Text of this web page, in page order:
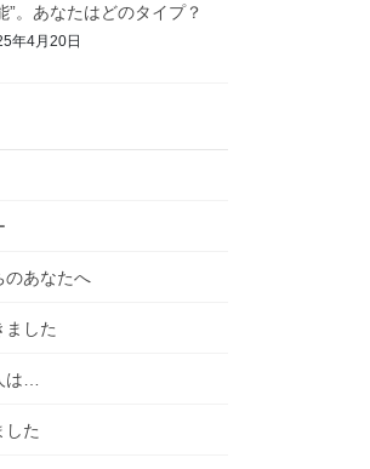
”。あなたはどのタイプ？
年4月20日
のあなたへ
ました
は…
した